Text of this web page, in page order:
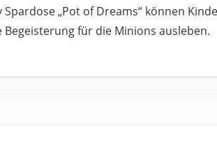
„Pot of Dreams“ können
für die Minions ausleben.